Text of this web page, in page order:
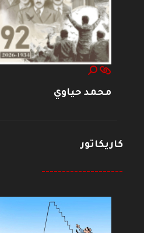
محمد حياوي
كاريكاتور
--------------------